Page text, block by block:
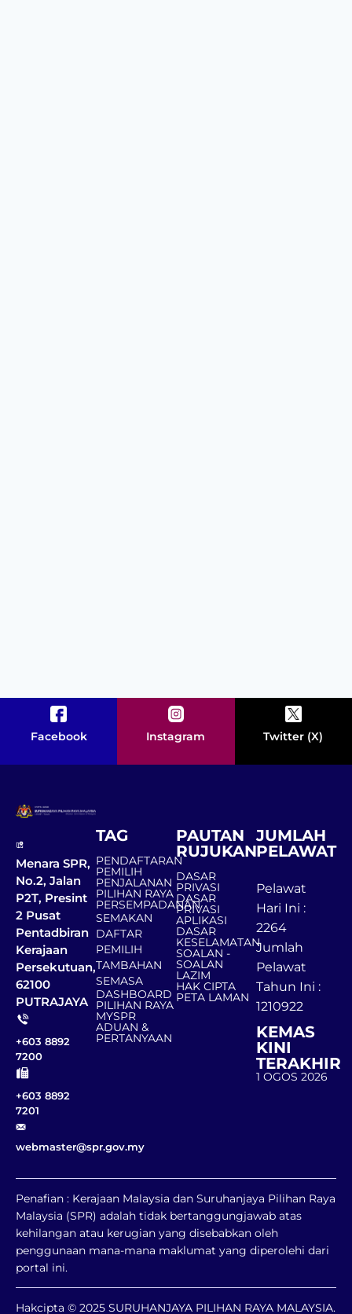
Facebook Instagram Twitter (X)
Menara SPR,
No.2, Jalan
P2T, Presint
2 Pusat
Pentadbiran
Kerajaan
Persekutuan,
62100
PUTRAJAYA
+603 8892
7200
+603 8892
7201
webmaster@spr.gov.my
TAG
PENDAFTARAN
PEMILIH
PENJALANAN
PILIHAN RAYA
PERSEMPADANAN
SEMAKAN
DAFTAR
PEMILIH
TAMBAHAN
SEMASA
DASHBOARD
PILIHAN RAYA
MYSPR
ADUAN &
PERTANYAAN
PAUTAN
RUJUKAN
DASAR
PRIVASI
DASAR
PRIVASI
APLIKASI
DASAR
KESELAMATAN
SOALAN -
SOALAN
LAZIM
HAK CIPTA
PETA LAMAN
JUMLAH
PELAWAT
Pelawat
Hari Ini :
2264
Jumlah
Pelawat
Tahun Ini :
1210922
KEMAS
KINI
TERAKHIR
1 OGOS 2026
Penafian : Kerajaan Malaysia dan Suruhanjaya Pilihan Raya
Malaysia (SPR) adalah tidak bertanggungjawab atas
kehilangan atau kerugian yang disebabkan oleh
penggunaan mana-mana maklumat yang diperolehi dari
portal ini.
Hakcipta © 2025 SURUHANJAYA PILIHAN RAYA MALAYSIA.